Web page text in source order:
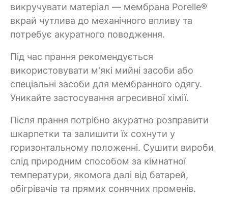
викручувати матеріал — мембрана Porelle®
вкрай чутлива до механічного впливу та
потребує акуратного поводження.
Під час прання рекомендується
використовувати м'які мийні засоби або
спеціальні засоби для мембранного одягу.
Уникайте застосування агресивної хімії.
Після прання потрібно акуратно розправити
шкарпетки та залишити їх сохнути у
горизонтальному положенні. Сушити вироби
слід природним способом за кімнатної
температури, якомога далі від батарей,
обігрівачів та прямих сонячних променів.